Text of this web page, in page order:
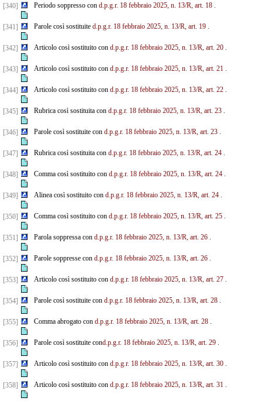
[340] Periodo soppresso con d.p.g.r. 18 febbraio 2025, n. 13/R, art. 18.
[341] Parole così sostituite d.p.g.r. 18 febbraio 2025, n. 13/R, art. 19.
[342] Articolo così sostituito con d.p.g.r. 18 febbraio 2025, n. 13/R, art. 20.
[343] Articolo così sostituito con d.p.g.r. 18 febbraio 2025, n. 13/R, art. 21.
[344] Articolo così sostituito con d.p.g.r. 18 febbraio 2025, n. 13/R, art. 22.
[345] Rubrica così sostituita con d.p.g.r. 18 febbraio 2025, n. 13/R, art. 23.
[346] Parole così sostituite con d.p.g.r. 18 febbraio 2025, n. 13/R, art. 23.
[347] Rubrica così sostituita con d.p.g.r. 18 febbraio 2025, n. 13/R, art. 24.
[348] Comma così sostituito con d.p.g.r. 18 febbraio 2025, n. 13/R, art. 24.
[349] Alinea così sostituito con d.p.g.r. 18 febbraio 2025, n. 13/R, art. 24.
[350] Comma così sostituito con d.p.g.r. 18 febbraio 2025, n. 13/R, art. 25.
[351] Parola soppressa con d.p.g.r. 18 febbraio 2025, n. 13/R, art. 26.
[352] Parole soppresse con d.p.g.r. 18 febbraio 2025, n. 13/R, art. 26.
[353] Articolo così sostituito con d.p.g.r. 18 febbraio 2025, n. 13/R, art. 27.
[354] Parole così sostituite con d.p.g.r. 18 febbraio 2025, n. 13/R, art. 28.
[355] Comma abrogato con d.p.g.r. 18 febbraio 2025, n. 13/R, art. 28.
[356] Parole così sostituite cond.p.g.r. 18 febbraio 2025, n. 13/R, art. 29.
[357] Articolo così sostituito con d.p.g.r. 18 febbraio 2025, n. 13/R, art. 30.
[358] Articolo così sostituito con d.p.g.r. 18 febbraio 2025, n. 13/R, art. 31.